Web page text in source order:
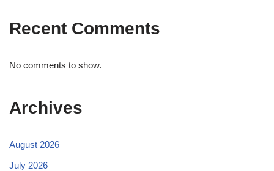
Recent Comments
No comments to show.
Archives
August 2026
July 2026